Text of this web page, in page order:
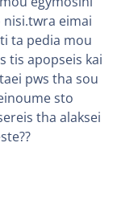
nisi.twra eimai
ta pedia mou
tis apopseis kai
pws tha sou
sto
tha alaksei